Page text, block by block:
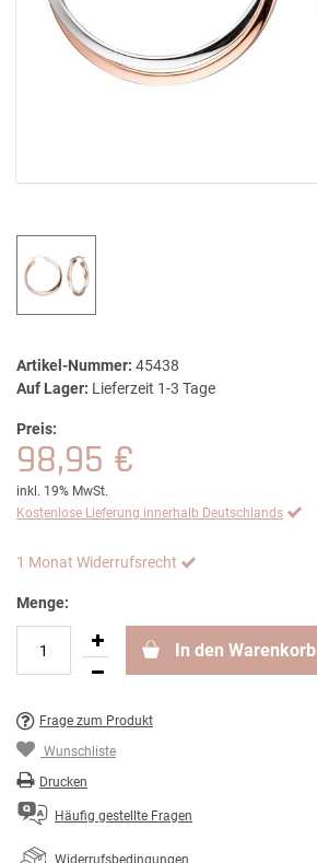
Artikel-Nummer: 45438
Auf Lager: Lieferzeit 1-3 Tage
Preis:
98,95 €
inkl. 19% MwSt.
Kostenlose Lieferung innerhalb Deutschlands
1 Monat Widerrufsrecht
Menge:
In den Warenkorb
Frage zum Produkt
Wunschliste
Drucken
Häufig gestellte Fragen